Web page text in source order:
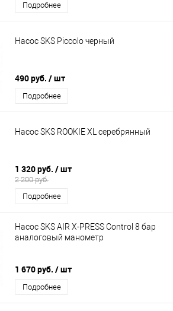
Подробнее
Насос SKS Piccolo черный
490 руб. / шт
Подробнее
Насос SKS ROOKIE XL серебрянный
1 320 руб. / шт
2 200 руб.
Подробнее
Насос SKS AIR X-PRESS Control 8 бар
аналоговый манометр
1 670 руб. / шт
Подробнее